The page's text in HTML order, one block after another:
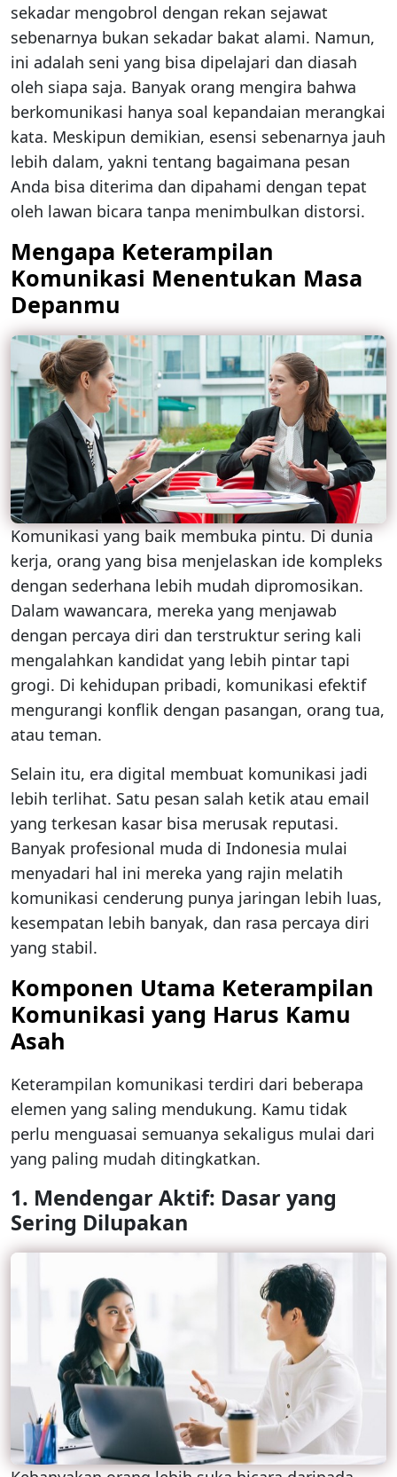
sekadar mengobrol dengan rekan sejawat
sebenarnya bukan sekadar bakat alami. Namun,
ini adalah seni yang bisa dipelajari dan diasah
oleh siapa saja. Banyak orang mengira bahwa
berkomunikasi hanya soal kepandaian merangkai
kata. Meskipun demikian, esensi sebenarnya jauh
lebih dalam, yakni tentang bagaimana pesan
Anda bisa diterima dan dipahami dengan tepat
oleh lawan bicara tanpa menimbulkan distorsi.
Mengapa Keterampilan
Komunikasi Menentukan Masa
Depanmu
Komunikasi yang baik membuka pintu. Di dunia
kerja, orang yang bisa menjelaskan ide kompleks
dengan sederhana lebih mudah dipromosikan.
Dalam wawancara, mereka yang menjawab
dengan percaya diri dan terstruktur sering kali
mengalahkan kandidat yang lebih pintar tapi
grogi. Di kehidupan pribadi, komunikasi efektif
mengurangi konflik dengan pasangan, orang tua,
atau teman.
Selain itu, era digital membuat komunikasi jadi
lebih terlihat. Satu pesan salah ketik atau email
yang terkesan kasar bisa merusak reputasi.
Banyak profesional muda di Indonesia mulai
menyadari hal ini mereka yang rajin melatih
komunikasi cenderung punya jaringan lebih luas,
kesempatan lebih banyak, dan rasa percaya diri
yang stabil.
Komponen Utama Keterampilan
Komunikasi yang Harus Kamu
Asah
Keterampilan komunikasi terdiri dari beberapa
elemen yang saling mendukung. Kamu tidak
perlu menguasai semuanya sekaligus mulai dari
yang paling mudah ditingkatkan.
1. Mendengar Aktif: Dasar yang
Sering Dilupakan